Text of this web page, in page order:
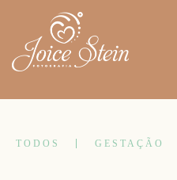
TODOS GESTAÇÃO